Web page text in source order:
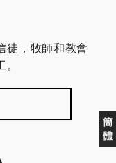
簡
體
徒，牧師和教會